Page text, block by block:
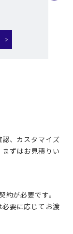
、カスタマイズ
ずはお見積りい
約が必要です。
要に応じてお渡